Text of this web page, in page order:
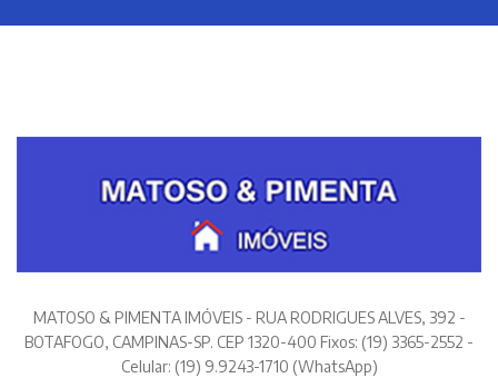
MATOSO & PIMENTA IMÓVEIS - RUA RODRIGUES ALVES, 392 -
BOTAFOGO, CAMPINAS-SP. CEP 1320-400 Fixos: (19) 3365-2552 -
Celular: (19) 9.9243-1710 (WhatsApp)